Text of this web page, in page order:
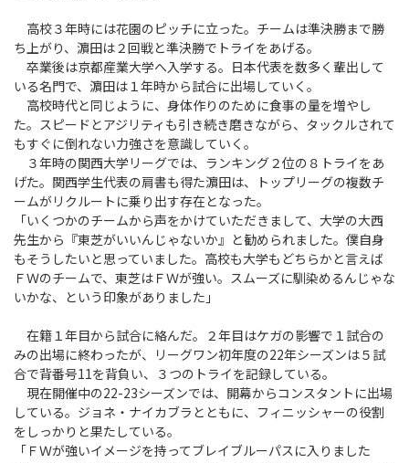
高校３年時には花園のピッチに立った。チームは準決勝まで勝
ち上がり、濵田は２回戦と準決勝でトライをあげる。
卒業後は京都産業大学へ入学する。日本代表を数多く輩出して
いる名門で、濵田は１年時から試合に出場していく。
高校時代と同じように、身体作りのために食事の量を増やし
た。スピードとアジリティも引き続き磨きながら、タックルされて
もすぐに倒れない力強さを意識していく。
３年時の関西大学リーグでは、ランキング２位の８トライをあ
げた。関西学生代表の肩書も得た濵田は、トップリーグの複数チ
ームがリクルートに乗り出す存在となった。
「いくつかのチームから声をかけていただきまして、大学の大西
先生から『東芝がいいんじゃないか』と勧められました。僕自身
もそうしたいと思っていました。高校も大学もどちらかと言えば
ＦＷのチームで、東芝はＦＷが強い。スムーズに馴染めるんじゃな
いかな、という印象がありました」
在籍１年目から試合に絡んだ。２年目はケガの影響で１試合の
みの出場に終わったが、リーグワン初年度の22年シーズンは５試
合で背番号11を背負い、３つのトライを記録している。
現在開催中の22-23シーズンでは、開幕からコンスタントに出場
している。ジョネ・ナイカブラとともに、フィニッシャーの役割
をしっかりと果たしている。
「ＦＷが強いイメージを持ってブレイブルーパスに入りました